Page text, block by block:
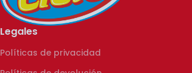
Legales
Políticas de privacidad